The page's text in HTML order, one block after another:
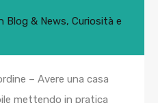
Blog & News, Curiosità e
– Avere una casa
mettendo in pratica